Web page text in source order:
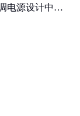
电源设计中的